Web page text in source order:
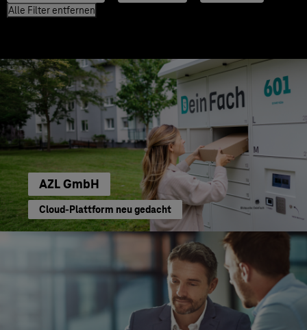
Alle Filter entfernen
AZL GmbH
Cloud-Plattform neu gedacht